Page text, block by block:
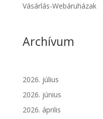
Vásárlás-Webáruházak
Archívum
2026. július
2026. június
2026. április